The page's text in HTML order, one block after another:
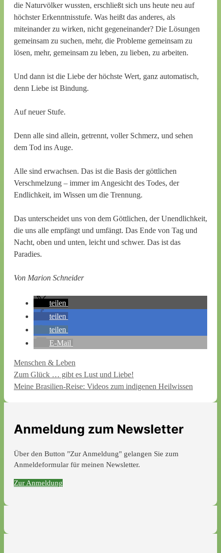
die Naturvölker wussten, erschließt sich uns heute neu auf
höchster Erkenntnisstufe. Was heißt das anderes, als
miteinander zu wirken, nicht gegeneinander? Die Lösungen
gemeinsam zu suchen, mehr, die Probleme gemeinsam zu
lösen, mehr, gemeinsam zu leben, zu lieben, zu arbeiten.
Und dann ist die Liebe der höchste Wert, ganz automatisch,
denn Liebe ist Bindung.
Auf neuer Stufe.
Denn alle sind allein, getrennt, voller Schmerz, und sehen
dem Tod ins Auge.
Alle sind erwachsen. Das ist die Basis der göttlichen
Verschmelzung – immer im Angesicht des Todes, der
Endlichkeit, im Wissen um die Trennung.
Das unterscheidet uns von dem Göttlichen, der Unendlichkeit,
die uns alle empfängt und umfängt. Das Ende von Tag und
Nacht, oben und unten, leicht und schwer. Das ist das
Paradies.
Von Marion Schneider
teilen
teilen
teilen
E-Mail
Kategorien
Menschen & Leben
Zum Glück … gibt es Lust und Liebe!
Meine Brasilien-Reise: Videos zum indigenen Heilwissen
Anmeldung zum Newsletter
Über den Button "Zur Anmeldung" gelangen Sie zum
Anmeldeformular für meinen Newsletter.
Zur Anmeldung